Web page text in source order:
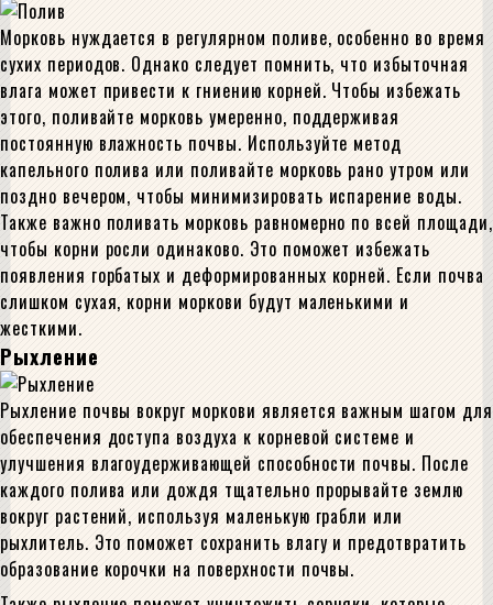
Морковь нуждается в регулярном поливе, особенно во время
сухих периодов. Однако следует помнить, что избыточная
влага может привести к гниению корней. Чтобы избежать
этого, поливайте морковь умеренно, поддерживая
постоянную влажность почвы. Используйте метод
капельного полива или поливайте морковь рано утром или
поздно вечером, чтобы минимизировать испарение воды.
Также важно поливать морковь равномерно по всей площади,
чтобы корни росли одинаково. Это поможет избежать
появления горбатых и деформированных корней. Если почва
слишком сухая, корни моркови будут маленькими и
жесткими.
Рыхление
Рыхление почвы вокруг моркови является важным шагом для
обеспечения доступа воздуха к корневой системе и
улучшения влагоудерживающей способности почвы. После
каждого полива или дождя тщательно прорывайте землю
вокруг растений, используя маленькую грабли или
рыхлитель. Это поможет сохранить влагу и предотвратить
образование корочки на поверхности почвы.